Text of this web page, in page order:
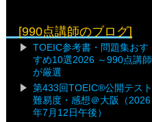
[990点講師のブログ]
TOEIC参考書・問題集おす
すめ10選2026 ～990点講師
が厳選
第433回TOEIC®公開テスト
難易度・感想＠大阪（2026
年7月12日午後）